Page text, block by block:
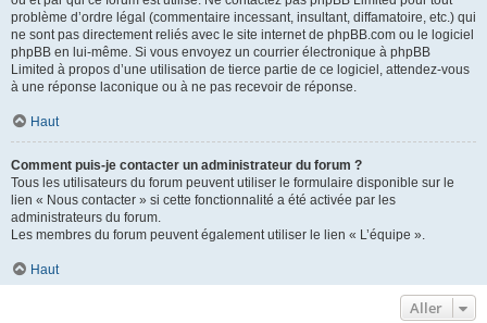
problème d’ordre légal (commentaire incessant, insultant, diffamatoire, etc.) qui
ne sont pas directement reliés avec le site internet de phpBB.com ou le logiciel
phpBB en lui-même. Si vous envoyez un courrier électronique à phpBB
Limited à propos d’une utilisation de tierce partie de ce logiciel, attendez-vous
à une réponse laconique ou à ne pas recevoir de réponse.
Haut
Comment puis-je contacter un administrateur du forum ?
Tous les utilisateurs du forum peuvent utiliser le formulaire disponible sur le
lien « Nous contacter » si cette fonctionnalité a été activée par les
administrateurs du forum.
Les membres du forum peuvent également utiliser le lien « L’équipe ».
Haut
Aller